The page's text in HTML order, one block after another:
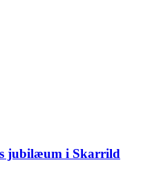
jubilæum i Skarrild